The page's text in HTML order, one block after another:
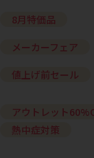
8月特価品
メーカーフェア
値上げ前セール
アウトレット
熱中症対策